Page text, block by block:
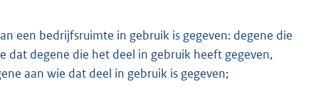
een bedrijfsruimte in gebruik is gegeven: degene die
dat degene die het deel in gebruik heeft gegeven,
aan wie dat deel in gebruik is gegeven;